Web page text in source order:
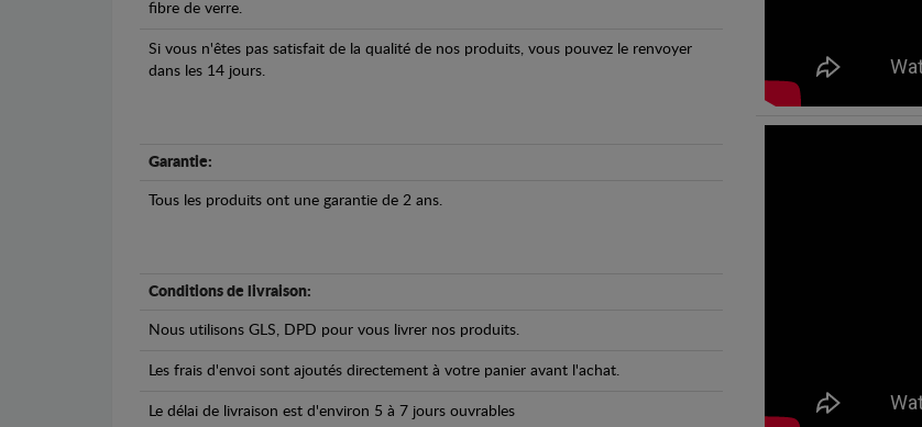
fibre de verre.
Si vous n'êtes pas satisfait de la qualité de nos produits, vous pouvez le renvoyer
dans les 14 jours.
Garantie:
Tous les produits ont une garantie de 2 ans.
Conditions de livraison:
Nous utilisons GLS, DPD pour vous livrer nos produits.
Les frais d'envoi sont ajoutés directement à votre panier avant l'achat.
Le délai de livraison est d'environ 5 à 7 jours ouvrables